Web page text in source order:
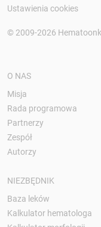
Ustawienia cookies
© 2009-2026
O NAS
Misja
Rada programowa
Partnerzy
Zespół
Autorzy
NIEZBĘDNIK
Baza leków
Kalkulator hematologa